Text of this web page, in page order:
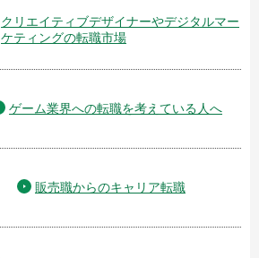
クリエイティブデザイナーやデジタルマー
ケティングの転職市場
ゲーム業界への転職を考えている人へ
販売職からのキャリア転職